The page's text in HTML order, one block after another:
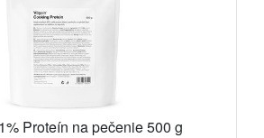
Proteín na pečenie 500 g